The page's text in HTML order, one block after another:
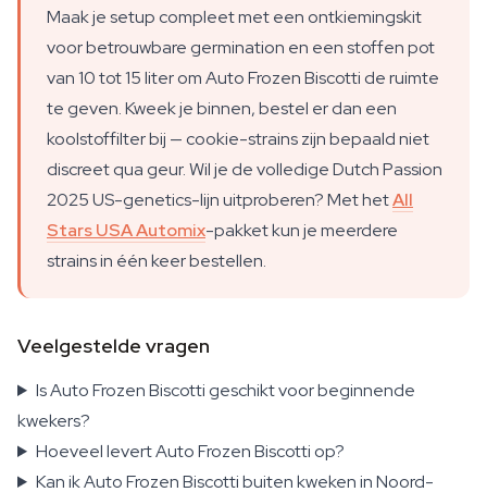
Maak je setup compleet met een ontkiemingskit
voor betrouwbare germination en een stoffen pot
van 10 tot 15 liter om Auto Frozen Biscotti de ruimte
te geven. Kweek je binnen, bestel er dan een
koolstoffilter bij — cookie-strains zijn bepaald niet
discreet qua geur. Wil je de volledige Dutch Passion
2025 US-genetics-lijn uitproberen? Met hetAll
Stars USA Automix-pakket kun je meerdere
strains in één keer bestellen.
Veelgestelde vragen
Is Auto Frozen Biscotti geschikt voor beginnende
kwekers?
Hoeveel levert Auto Frozen Biscotti op?
Kan ik Auto Frozen Biscotti buiten kweken in Noord-